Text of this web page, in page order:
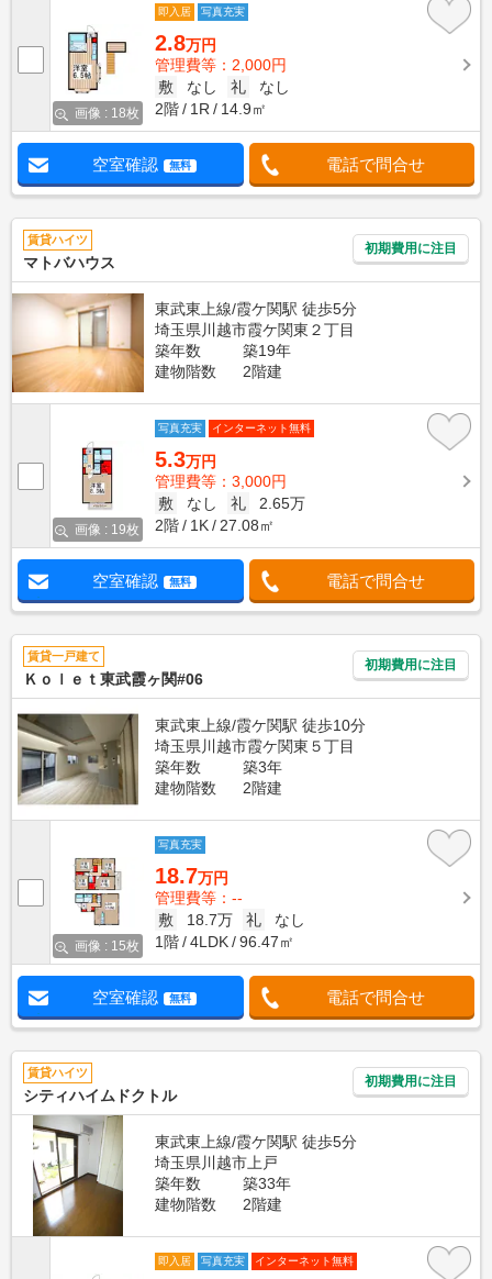
画像 : 18枚
即入居 写真充実
2.8万円
管理費等：2,000円
敷
なし 礼
なし
2階
1R 14.9㎡
空室確認 無料 電話で問合せ
賃貸ハイツ
マトバハウス
初期費用に注目
東武東上線/霞ケ関駅 徒歩5分
埼玉県川越市霞ケ関東２丁目
築年数
築19年
建物階数
2階建
画像 : 19枚
写真充実 インターネット無料
5.3万円
管理費等：3,000円
敷
なし 礼
2.65万
2階
1K 27.08㎡
空室確認 無料 電話で問合せ
賃貸一戸建て
Ｋｏｌｅｔ東武霞ヶ関#06
初期費用に注目
東武東上線/霞ケ関駅 徒歩10分
埼玉県川越市霞ケ関東５丁目
築年数
築3年
建物階数
2階建
画像 : 15枚
写真充実
18.7万円
管理費等：--
敷
18.7万 礼
なし
1階
4LDK 96.47㎡
空室確認 無料 電話で問合せ
賃貸ハイツ
シティハイムドクトル
初期費用に注目
東武東上線/霞ケ関駅 徒歩5分
埼玉県川越市上戸
築年数
築33年
建物階数
2階建
即入居 写真充実 インターネット無料